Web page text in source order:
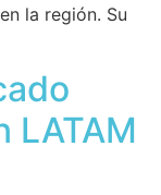
la región. Su
LATAM